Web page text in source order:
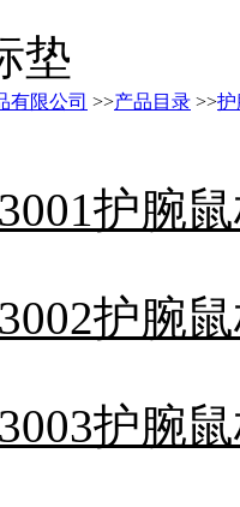
垫
有限公司 >>产品目录 >>护
护腕
护腕
护腕